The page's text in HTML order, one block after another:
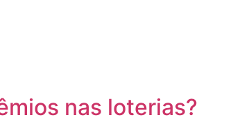
nas loterias?